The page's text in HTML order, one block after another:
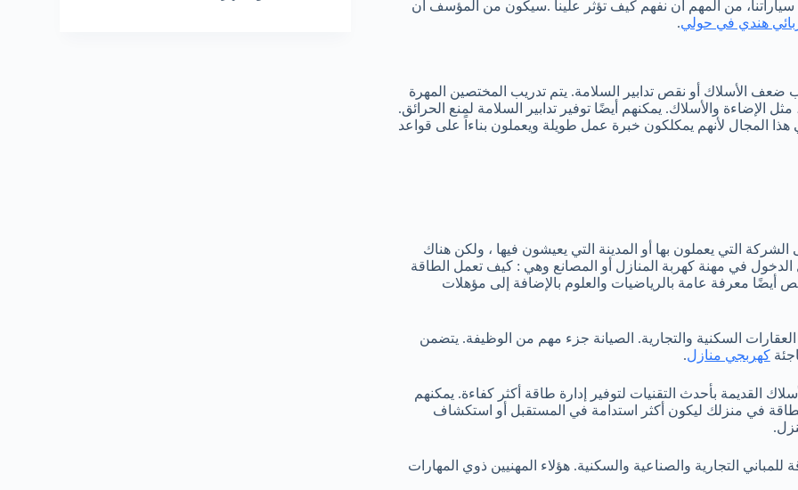
سياراتنا، من المهم أن نفهم كيف تؤثر علينا .سيكون من المؤسف أن
هندي في حولي.
ضعف الأسلاك أو نقص تدابير السلامة. يتم تدريب المختصين المهرة
والأسلاك. يمكنهم أيضًا توفير تدابير السلامة لمنع الحرائق.
المجال لأنهم يمكلكون خبرة عمل طويلة ويعملون بناءاً على قواعد
التي يعملون بها أو المدينة التي يعيشون فيها ، ولكن هناك
الدخول في مهنة كهربة المنازل أو المصانع وهي : كيف تعمل الطاقة
أيضًا معرفة عامة بالرياضيات والعلوم بالإضافة إلى مؤهلات
السكنية والتجارية. الصيانة جزء مهم من الوظيفة. يتضمن
كهربجي منازل.
القديمة بأحدث التقنيات لتوفير إدارة طاقة أكثر كفاءة. يمكنهم
في منزلك ليكون أكثر استدامة في المستقبل أو استكشاف
التجارية والصناعية والسكنية. هؤلاء المهنيين ذوي المهارات